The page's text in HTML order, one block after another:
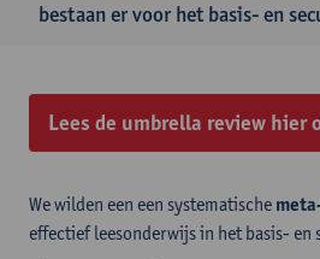
bestaan er voor het basis- en
Lees de umbrella review hier
We wilden een een systematische
effectief leesonderwijs in het basis- en